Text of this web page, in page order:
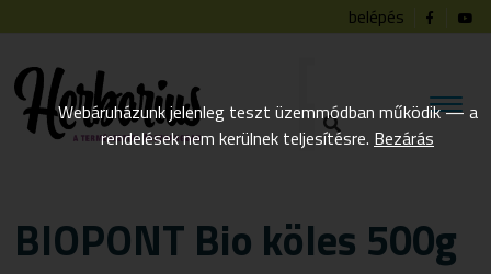
belépés
BIOPONT Bio köles 500g
Webáruházunk jelenleg teszt üzemmódban működik — a
rendelések nem kerülnek teljesítésre. Bezárás